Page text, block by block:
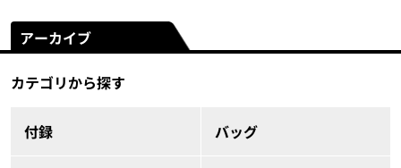
アーカイブ
カテゴリから探す
付録 バッグ